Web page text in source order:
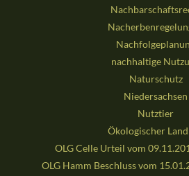
nachhaltige
Naturschutz
Niedersachsen
Nutztier
Ökologischer
OLG Celle Urteil vom
OLG Hamm Beschluss vom